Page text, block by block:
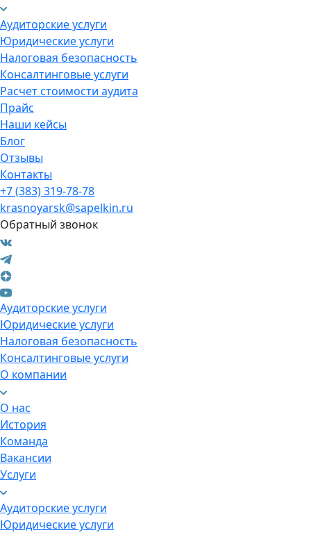
Аудиторские услуги
Юридические услуги
Налоговая безопасность
Консалтинговые услуги
Расчет стоимости аудита
Прайс
Наши кейсы
Блог
Отзывы
Контакты
+7 (383) 319-78-78
krasnoyarsk@sapelkin.ru
Обратный звонок
Аудиторские услуги
Юридические услуги
Налоговая безопасность
Консалтинговые услуги
О компании
О нас
История
Команда
Вакансии
Услуги
Аудиторские услуги
Юридические услуги